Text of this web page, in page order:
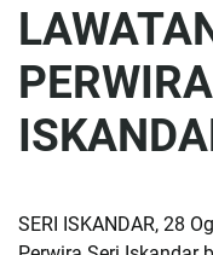
SERI ISKANDAR, 28